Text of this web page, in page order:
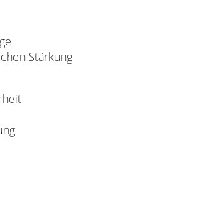
Stärkung